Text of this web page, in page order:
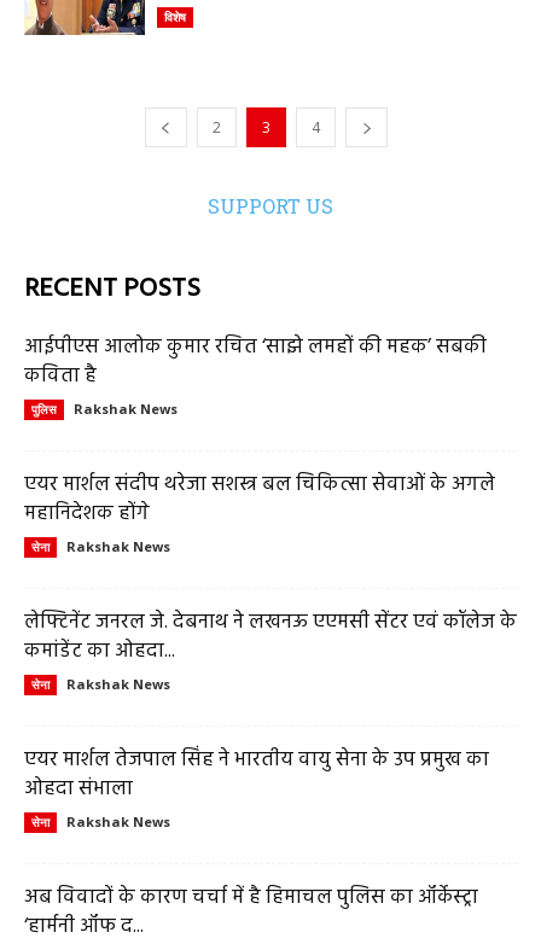
विशेष
2 3 4
SUPPORT US
RECENT POSTS
आईपीएस आलोक कुमार रचित ‘साझे लमहों की महक’ सबकी
कविता है
पुलिस Rakshak News
एयर मार्शल संदीप थरेजा सशस्त्र बल चिकित्सा सेवाओं के अगले
महानिदेशक होंगे
सेना Rakshak News
लेफ्टिनेंट जनरल जे. देबनाथ ने लखनऊ एएमसी सेंटर एवं कॉलेज के
कमांडेंट का ओहदा...
सेना Rakshak News
एयर मार्शल तेजपाल सिंह ने भारतीय वायु सेना के उप प्रमुख का
ओहदा संभाला
सेना Rakshak News
अब विवादों के कारण चर्चा में है हिमाचल पुलिस का ऑर्केस्ट्रा
‘हार्मनी ऑफ द...